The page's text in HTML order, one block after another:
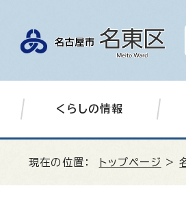
くらしの情報
現在の位置： トップページ >